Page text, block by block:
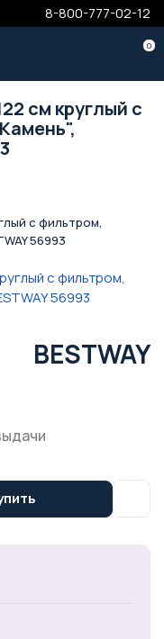
8-800-777-02-12
0
см круглый с
с фильтром,
56993
BESTWAY